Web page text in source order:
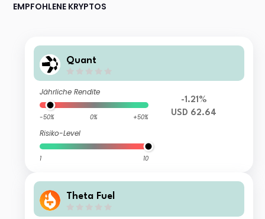
EMPFOHLENE KRYPTOS
Quant
Jährliche Rendite
-50% 0% +50%
Risiko-Level
1 10
-1.21%
USD 62.64
Theta Fuel